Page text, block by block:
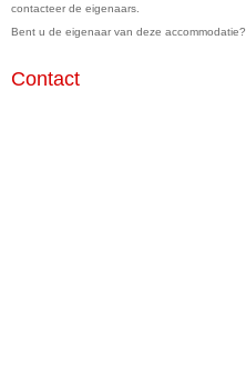
contacteer de eigenaars.
Bent u de eigenaar van deze accommodatie?
Contact